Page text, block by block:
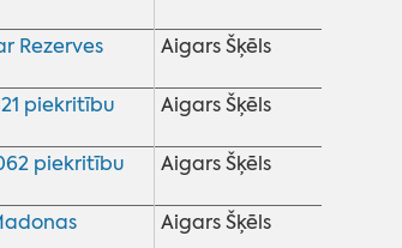
Rezerves
Aigars Šķēls
piekritību
Aigars Šķēls
piekritību
Aigars Šķēls
Aigars Šķēls